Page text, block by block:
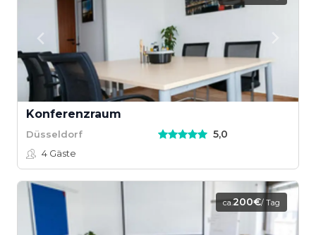
Konferenzraum
Düsseldorf 5,0
4 Gäste
ca.200€/ Tag